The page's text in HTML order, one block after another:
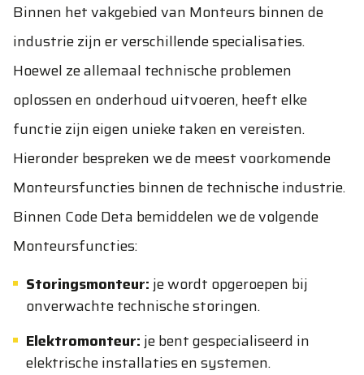
Binnen het vakgebied van Monteurs binnen de
industrie zijn er verschillende specialisaties.
Hoewel ze allemaal technische problemen
oplossen en onderhoud uitvoeren, heeft elke
functie zijn eigen unieke taken en vereisten.
Hieronder bespreken we de meest voorkomende
Monteursfuncties binnen de technische industrie.
Binnen Code Deta bemiddelen we de volgende
Monteursfuncties:
Storingsmonteur:je wordt opgeroepen bij
onverwachte technische storingen.
Elektromonteur:je bent gespecialiseerd in
elektrische installaties en systemen.